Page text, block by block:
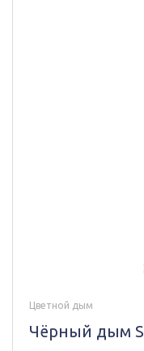
Цветной дым
Чёрный дым S